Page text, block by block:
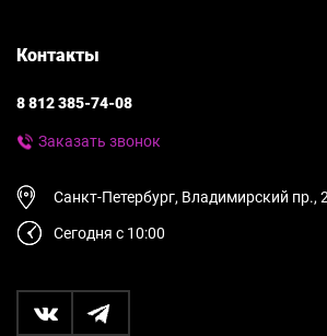
Контакты
8 812 385-74-08
Заказать звонок
Санкт-Петербург, Владимирский пр.,
Сегодня с 10:00